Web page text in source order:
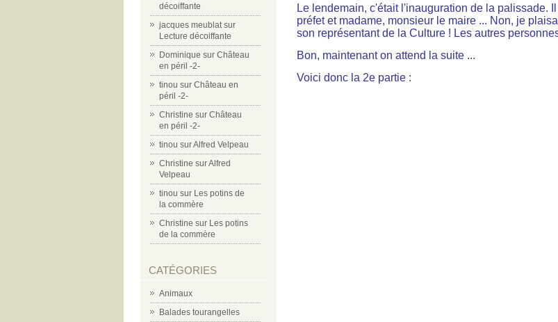
décoiffante
jacques meublatsur
Lecture décoiffante
Dominique sur Château
en péril -2-
tinou sur Château en
péril -2-
Christine sur Château
en péril -2-
tinou surAlfred Velpeau
Christine surAlfred
Velpeau
tinou sur Les potins de
la commère
Christine sur Les potins
de la commère
CATÉGORIES
Animaux
Balades tourangelles
Le lendemain, c'était l'inauguration de la palissade.
préfet et madame, monsieur le maire ... Non, je
son représentant de la Culture ! Les autres
Bon, maintenant on attend la suite ...
Voici donc la 2e partie :